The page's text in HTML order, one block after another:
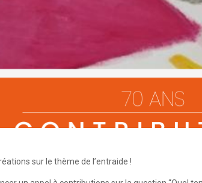
sur le thème de l’entraide !